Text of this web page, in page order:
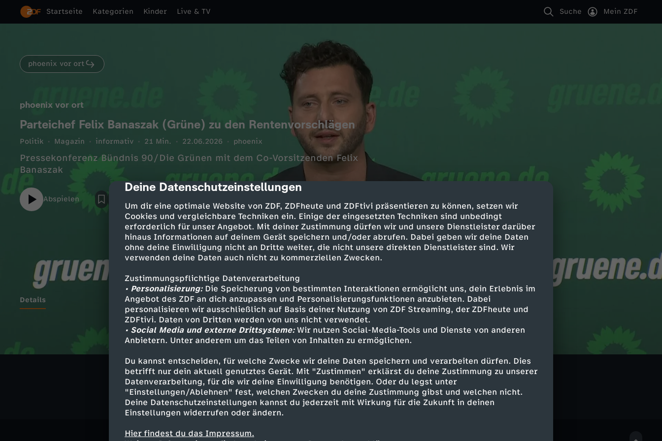
cmp-dialog-description
Deine Datenschutzeinstellungen
Um dir eine optimale Website von ZDF, ZDFheute und ZDFtivi präsentieren zu können, setzen wir
Cookies und vergleichbare Techniken ein. Einige der eingesetzten Techniken sind unbedingt
erforderlich für unser Angebot. Mit deiner Zustimmung dürfen wir und unsere Dienstleister darüber
hinaus Informationen auf deinem Gerät speichern und/oder abrufen. Dabei geben wir deine Daten
ohne deine Einwilligung nicht an Dritte weiter, die nicht unsere direkten Dienstleister sind. Wir
verwenden deine Daten auch nicht zu kommerziellen Zwecken.
Zustimmungspflichtige Datenverarbeitung
• Personalisierung:Die Speicherung von bestimmten Interaktionen ermöglicht uns, dein Erlebnis im
Angebot des ZDF an dich anzupassen und Personalisierungsfunktionen anzubieten. Dabei
personalisieren wir ausschließlich auf Basis deiner Nutzung von ZDF Streaming, der ZDFheute und
ZDFtivi. Daten von Dritten werden von uns nicht verwendet.
• Social Media und externe Drittsysteme:Wir nutzen Social-Media-Tools und Dienste von anderen
Anbietern. Unter anderem um das Teilen von Inhalten zu ermöglichen.
Du kannst entscheiden, für welche Zwecke wir deine Daten speichern und verarbeiten dürfen. Dies
betrifft nur dein aktuell genutztes Gerät. Mit "Zustimmen" erklärst du deine Zustimmung zu unserer
Datenverarbeitung, für die wir deine Einwilligung benötigen. Oder du legst unter
"Einstellungen/Ablehnen" fest, welchen Zwecken du deine Zustimmung gibst und welchen nicht.
Deine Datenschutzeinstellungen kannst du jederzeit mit Wirkung für die Zukunft in deinen
Einstellungen widerrufen oder ändern.
Hier findest du das Impressum.
Startseite Kategorien Kinder Live & TV Suche Mein ZDF
phoenix vor ort
phoenix vor ort
Parteichef Felix Banaszak (Grüne) zu den Rentenvorschlägen
Politik Magazin informativ 21 Min. 22.06.2026 phoenix
Pressekonferenz Bündnis 90/Die Grünen mit dem Co-Vorsitzenden Felix
Banaszak
Abspielen
Details
Ähnliche Inhalte entdecken
Politik Magazin informativ phoenix vor ort